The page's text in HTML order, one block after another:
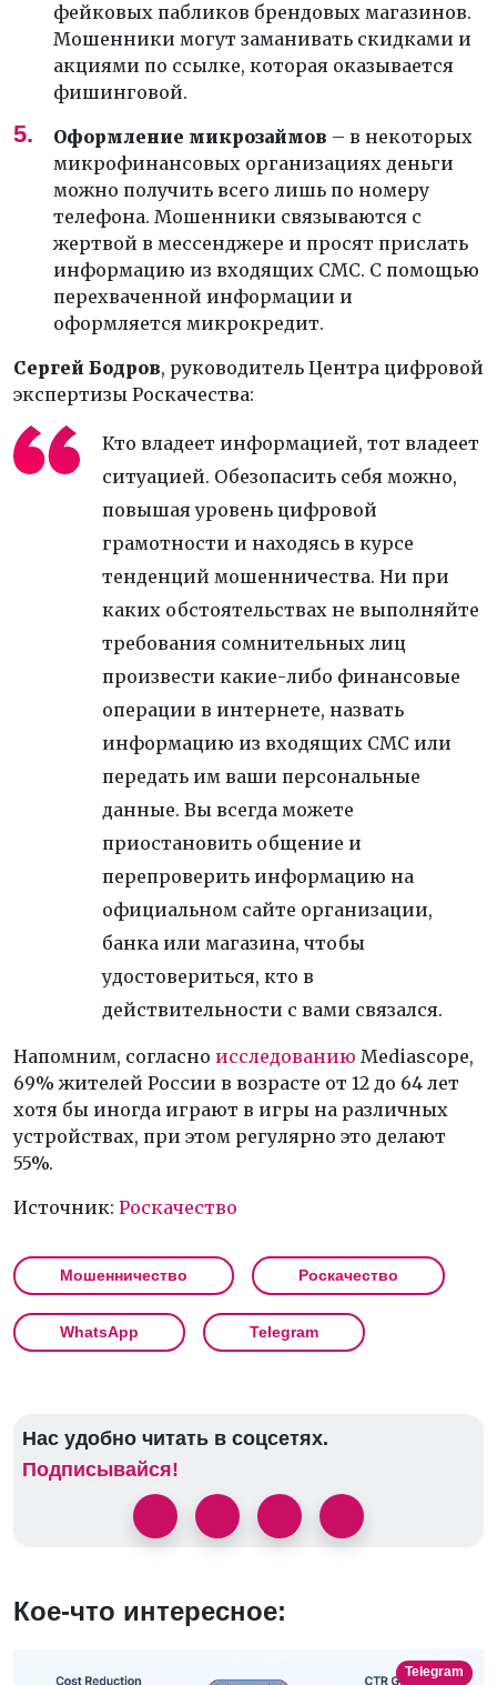
фейковых пабликов брендовых магазинов.
Мошенники могут заманивать скидками и
акциями по ссылке, которая оказывается
фишинговой.
Оформление микрозаймов – в некоторых
микрофинансовых организациях деньги
можно получить всего лишь по номеру
телефона. Мошенники связываются с
жертвой в мессенджере и просят прислать
информацию из входящих СМС. С помощью
перехваченной информации и
оформляется микрокредит.
Сергей Бодров, руководитель Центра цифровой
экспертизы Роскачества:
Кто владеет информацией, тот владеет
ситуацией. Обезопасить себя можно,
повышая уровень цифровой
грамотности и находясь в курсе
тенденций мошенничества. Ни при
каких обстоятельствах не выполняйте
требования сомнительных лиц
произвести какие-либо финансовые
операции в интернете, назвать
информацию из входящих СМС или
передать им ваши персональные
данные. Вы всегда можете
приостановить общение и
перепроверить информацию на
официальном сайте организации,
банка или магазина, чтобы
удостовериться, кто в
действительности с вами связался.
Напомним, согласно исследованию Mediascope,
69% жителей России в возрасте от 12 до 64 лет
хотя бы иногда играют в игры на различных
устройствах, при этом регулярно это делают
55%.
Источник: Роскачество
Мошенничество Роскачество
WhatsApp Telegram
Нас удобно читать в соцсетях.
Подписывайся!
Кое-что интересное:
Telegram